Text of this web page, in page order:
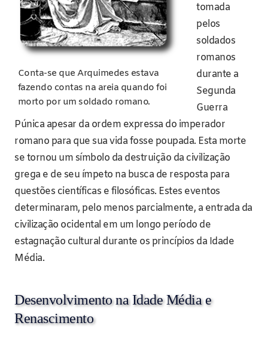
Conta-se que Arquimedes estava
fazendo contas na areia quando foi
morto por um soldado romano.
tomada
pelos
soldados
romanos
durante a
Segunda
Guerra
Púnica apesar da ordem expressa do imperador
romano para que sua vida fosse poupada. Esta morte
se tornou um símbolo da destruição da civilização
grega e de seu ímpeto na busca de resposta para
questões científicas e filosóficas. Estes eventos
determinaram, pelo menos parcialmente, a entrada da
civilização ocidental em um longo período de
estagnação cultural durante os princípios da Idade
Média.
Desenvolvimento na Idade Média e
Renascimento